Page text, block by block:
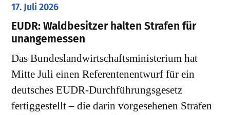
17. Juli 2026
EUDR: Waldbesitzer halten Strafen für
unangemessen
Das Bundeslandwirtschaftsministerium hat
Mitte Juli einen Referentenentwurf für ein
deutsches EUDR-Durchführungsgesetz
fertiggestellt – die darin vorgesehenen Strafen